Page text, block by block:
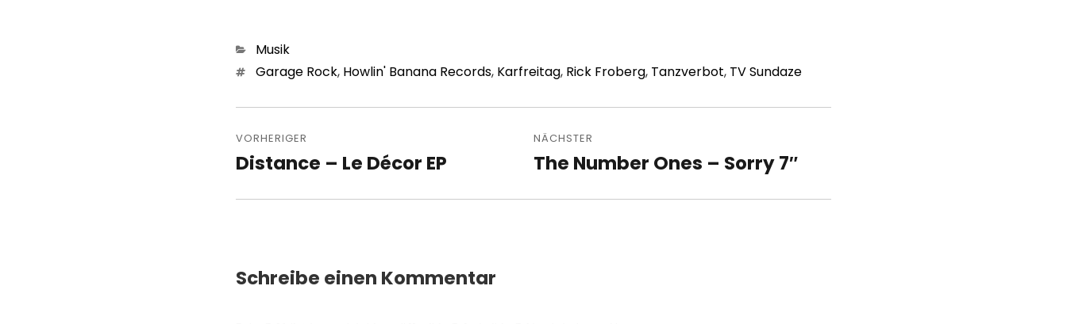
Kategorien
Musik
Schlagwörter
Garage Rock, Howlin' Banana Records, Karfreitag, Rick Froberg, Tanzverbot, TV Sundaze
VORHERIGER
Vorheriger
Distance – Le Décor EP
NÄCHSTER
Nächster
The Number Ones – Sorry 7″
Schreibe einen Kommentar